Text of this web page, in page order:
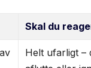
Skal du
Helt ufarligt –